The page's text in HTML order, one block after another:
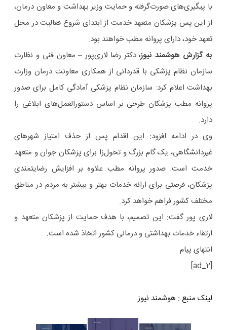
با پیگیری‌های صورت‌گرفته و حمایت وزیر بهداشت و معاون درمان،
از این پس پزشکان متعهد خدمت از ابتدای شروع فعالیت در محل
تعهد خود، دارای پروانه مطب خواهند بود.
به گزارش هوشمند نیوز،دکتر رضا لاری‌پور – معاون فنی و نظارت
سازمان نظام پزشکی با قدردانی از همکاری معاونت درمان وزارت
بهداشت اعلام کرد: سازمان نظام پزشکی آمادگی کامل برای صدور
پروانه مطب پزشکان طرحی بر اساس دستورالعمل‌های ابلاغی را
دارد.
وی در ادامه افزود: این اقدام پس از حذف امتیاز شهرهای
غیردانشگاهی، یک گام بزرگ و تحول‌زا برای پزشکان جوان و متعهد
خدمت است. صدور پروانه مطب علاوه بر افزایش رضایتمندی
پزشکان، فرصتی برای ارائه خدمات بهتر و بیشتر به مردم در مناطق
مختلف کشور فراهم خواهد کرد.
لاری پور گفت: این تصمیم، با هدف حمایت از پزشکان متعهد و
ارتقاء خدمات بهداشتی و درمانی کشور اتخاذ شده است.
انتهای پیام
[ad_2]
لینک منبع : هوشمند نیوز